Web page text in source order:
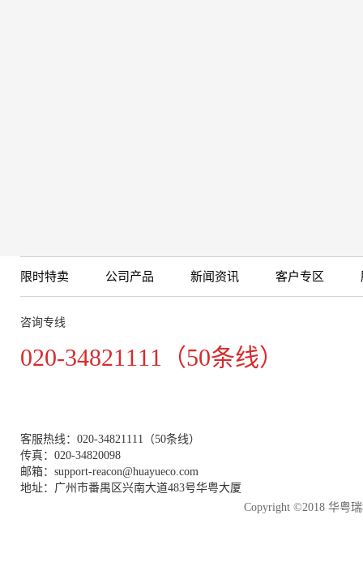
限时特卖 公司产品 新闻资讯 客户专区
咨询专线
020-34821111（50条线）
客服热线：020-34821111（50条线）
传真：020-34820098
邮箱：support-reacon@huayueco.com
地址：广州市番禺区兴南大道483号华粤大厦
Copyright ©2018 华粤